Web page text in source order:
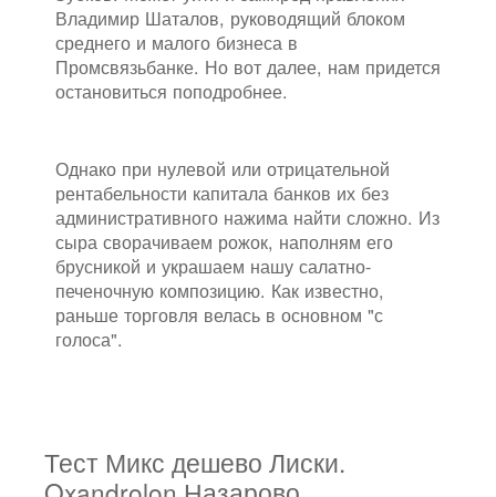
Владимир Шаталов, руководящий блоком
среднего и малого бизнеса в
Промсвязьбанке. Но вот далее, нам придется
остановиться поподробнее.
Однако при нулевой или отрицательной
рентабельности капитала банков их без
административного нажима найти сложно. Из
сыра сворачиваем рожок, наполням его
брусникой и украшаем нашу салатно-
печеночную композицию. Как известно,
раньше торговля велась в основном "с
голоса".
Тест Микс дешево Лиски.